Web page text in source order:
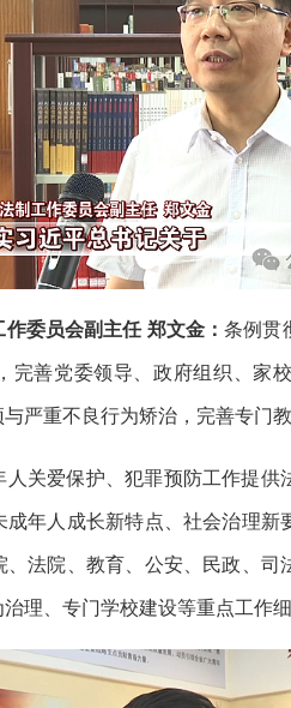
委员会副主任 郑文金：条例贯
完善党委领导、政府组织、家
严重不良行为矫治，完善专门
人关爱保护、犯罪预防工作提
成年人成长新特点、社会治理
、法院、教育、公安、民政、
理、专门学校建设等重点工作